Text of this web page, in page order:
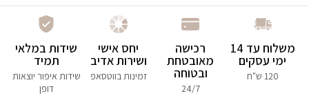
משלוח עד 14
ימי עסקים
120 ש"ח
רכישה
מאובטחת
ובטוחה
24/7
יחס אישי
ושירות אדיב
זמינות בווטסאפ
שידות במלאי
תמיד
שידות איפור יוצאות
דופן